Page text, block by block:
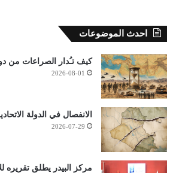
احدث الموضوعات
كيف تـُدار الصراعات من
2026-08-01
الانفصال في الدولة
2026-07-29